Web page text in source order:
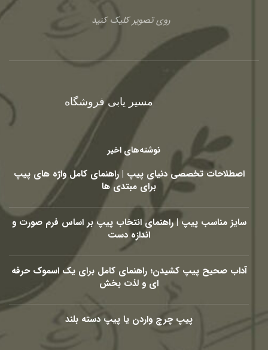
روی تصویر کلیک کنید
مسیر یابی فروشگاه
نوشته‌های اخیر
اصطلاحات تخصصی دنیای پیپ | راهنمای کامل واژه های پیپ
برای مبتدی ها
سایز مناسب پیپ | راهنمای انتخاب پیپ بر اساس فرم صورت و
اندازه دست
آداب صحیح پیپ کشیدن؛ راهنمای کامل برای یک اسموک حرفه
ای و لذت بخش
پیپ چرچ واردن یا پیپ دسته بلند